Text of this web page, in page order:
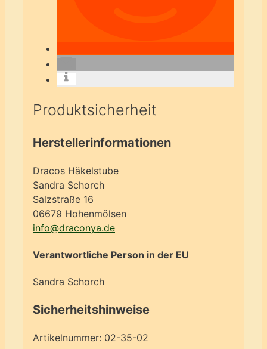
Produktsicherheit
Herstellerinformationen
Dracos Häkelstube
Sandra Schorch
Salzstraße 16
06679 Hohenmölsen
info@draconya.de
Verantwortliche Person in der EU
Sandra Schorch
Sicherheitshinweise
Artikelnummer: 02-35-02